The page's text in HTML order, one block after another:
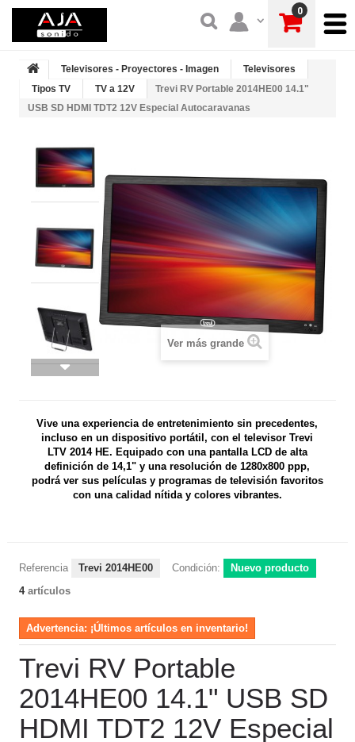
0
Televisores - Proyectores - Imagen
Televisores
Tipos TV
TV a 12V
Trevi RV Portable 2014HE00 14.1"
USB SD HDMI TDT2 12V Especial Autocaravanas
Ver más grande
Vive una experiencia de entretenimiento sin precedentes,
incluso en un dispositivo portátil, con el televisor Trevi
LTV 2014 HE. Equipado con una pantalla LCD de alta
definición de 14,1" y una resolución de 1280x800 ppp,
podrá ver sus películas y programas de televisión favoritos
con una calidad nítida y colores vibrantes.
Referencia Trevi 2014HE00 Condición:
Nuevo producto
4 artículos
Advertencia: ¡Últimos artículos en inventario!
Trevi RV Portable
2014HE00 14.1" USB SD
HDMI TDT2 12V Especial